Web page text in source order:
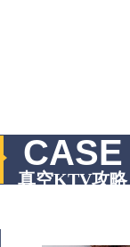
CASE
真空KTV攻略